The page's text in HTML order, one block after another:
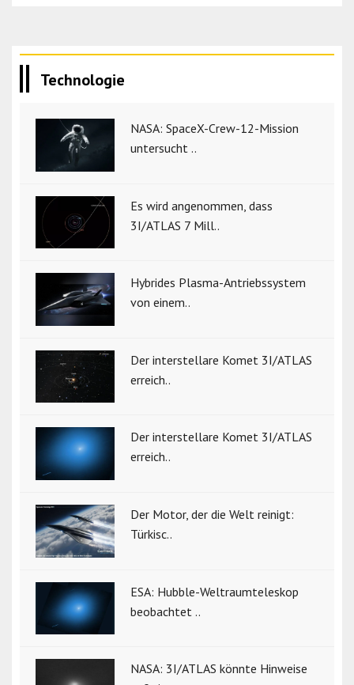
Technologie
NASA: SpaceX-Crew-12-Mission
untersucht ..
Es wird angenommen, dass
3I/ATLAS 7 Mill..
Hybrides Plasma-Antriebssystem
von einem..
Der interstellare Komet 3I/ATLAS
erreich..
Der interstellare Komet 3I/ATLAS
erreich..
Der Motor, der die Welt reinigt:
Türkisc..
ESA: Hubble-Weltraumteleskop
beobachtet ..
NASA: 3I/ATLAS könnte Hinweise